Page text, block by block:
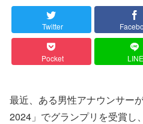
Twitter
Pocket LINE
最近、ある男性アナウンサー
2024」でグランプリを受賞し